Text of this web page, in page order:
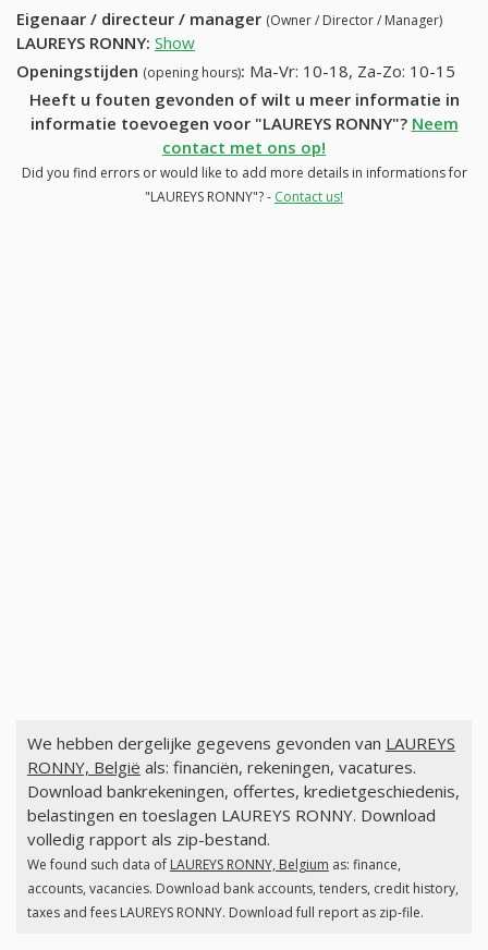
Eigenaar / directeur / manager (Owner / Director / Manager)
LAUREYS RONNY: Show
Openingstijden (opening hours): Ma-Vr: 10-18, Za-Zo: 10-15
Heeft u fouten gevonden of wilt u meer informatie in
informatie toevoegen voor "LAUREYS RONNY"? Neem
contact met ons op!
Did you find errors or would like to add more details in informations for
"LAUREYS RONNY"? - Contact us!
We hebben dergelijke gegevens gevonden van LAUREYS
RONNY, België als: financiën, rekeningen, vacatures.
Download bankrekeningen, offertes, kredietgeschiedenis,
belastingen en toeslagen LAUREYS RONNY. Download
volledig rapport als zip-bestand.
We found such data of LAUREYS RONNY, Belgium as: finance,
accounts, vacancies. Download bank accounts, tenders, credit history,
taxes and fees LAUREYS RONNY. Download full report as zip-file.